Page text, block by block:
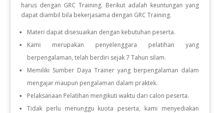
harus dengan GRC Training. Berikut adalah keuntungan yang
dapat diambil bila bekerjasama dengan GRC Training.
Materi dapat disesuaikan dengan kebutuhan peserta.
Kami merupakan penyelenggara pelatihan yang
berpengalaman, telah berdiri sejak 7 Tahun silam.
Memiliki Sumber Daya Trainer yang berpengalaman dalam
mengajar maupun pengalaman dalam praktek.
Pelaksanaan Pelatihan mengikuti waktu dari calon peserta.
Tidak perlu menunggu kuota peserta, kami menyediakan